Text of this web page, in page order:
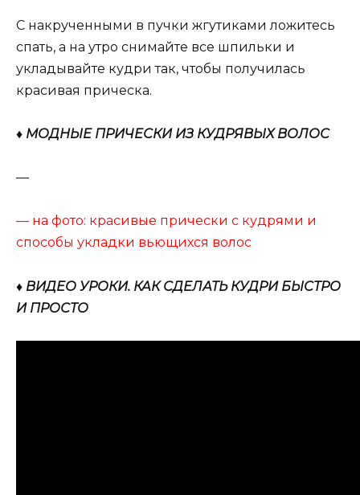
С накрученными в пучки жгутиками ложитесь
спать, а на утро снимайте все шпильки и
укладывайте кудри так, чтобы получилась
красивая прическа.
♦ МОДНЫЕ ПРИЧЕСКИ ИЗ КУДРЯВЫХ ВОЛОС
—
— на фото: красивые прически с кудрями и
способы укладки вьющихся волос
♦ ВИДЕО УРОКИ. КАК СДЕЛАТЬ КУДРИ БЫСТРО
И ПРОСТО